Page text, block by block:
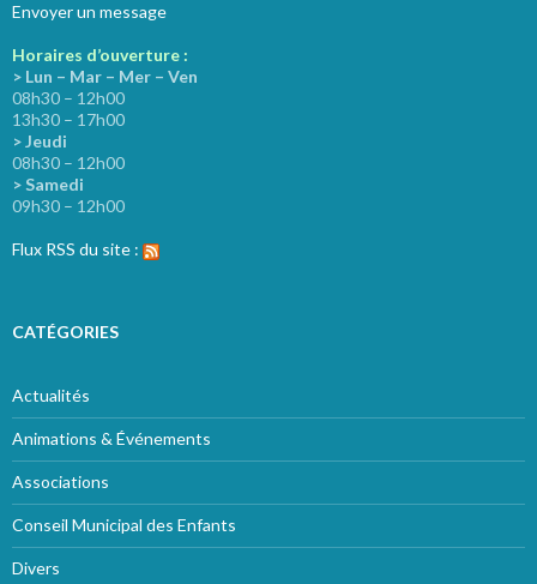
Envoyer un message
Horaires d’ouverture :
> Lun – Mar – Mer – Ven
08h30 – 12h00
13h30 – 17h00
> Jeudi
08h30 – 12h00
> Samedi
09h30 – 12h00
Flux RSS du site :
CATÉGORIES
Actualités
Animations & Événements
Associations
Conseil Municipal des Enfants
Divers